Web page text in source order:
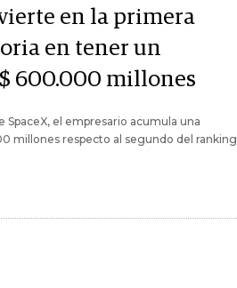
en la primera
en tener un
600.000 millones
SpaceX, el empresario acumula una
millones respecto al segundo del ranking